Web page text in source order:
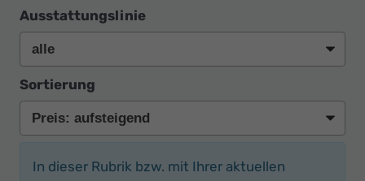
Ausstattungslinie
Sortierung
In dieser Rubrik bzw. mit Ihrer aktuellen